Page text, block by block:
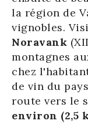
la région de
vignobles.
Noravank
montagnes
chez
de vin du
route vers le
environ (2,5